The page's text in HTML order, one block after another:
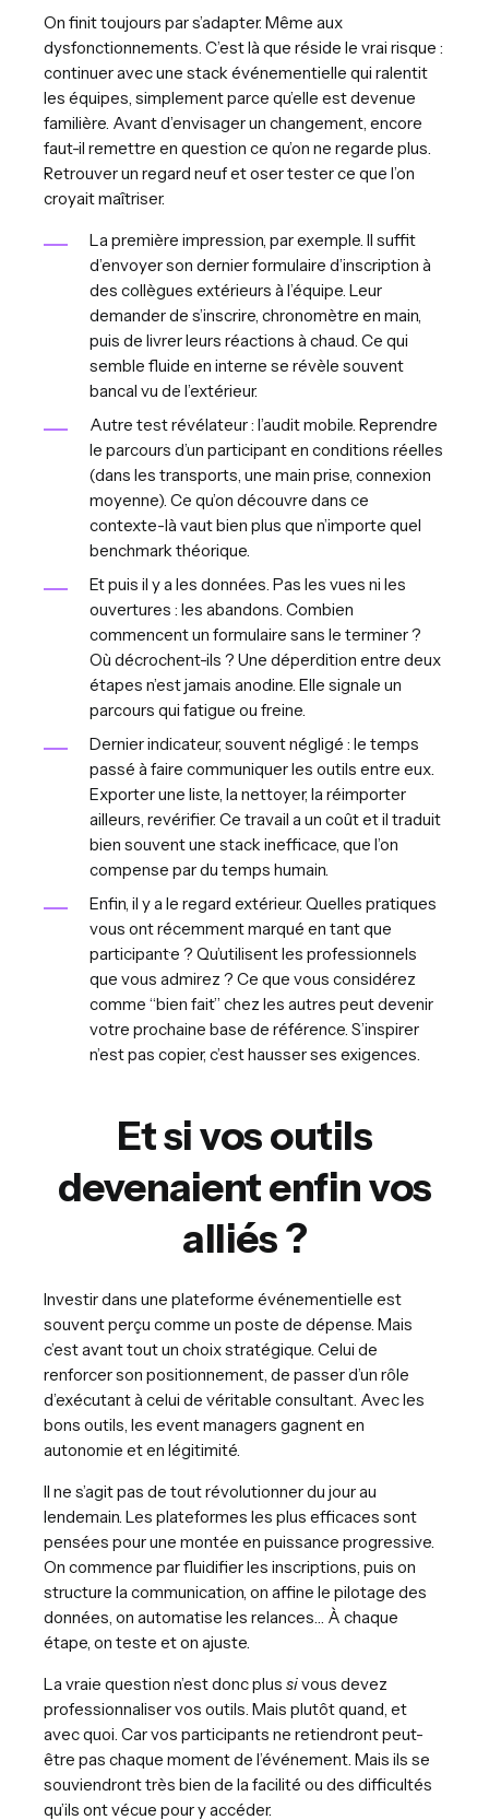
On finit toujours par s’adapter. Même aux
dysfonctionnements. C’est là que réside le vrai risque :
continuer avec une stack événementielle qui ralentit
les équipes, simplement parce qu’elle est devenue
familière. Avant d’envisager un changement, encore
faut-il remettre en question ce qu’on ne regarde plus.
Retrouver un regard neuf et oser tester ce que l’on
croyait maîtriser.
La première impression, par exemple. Il suffit
d’envoyer son dernier formulaire d’inscription à
des collègues extérieurs à l’équipe. Leur
demander de s’inscrire, chronomètre en main,
puis de livrer leurs réactions à chaud. Ce qui
semble fluide en interne se révèle souvent
bancal vu de l’extérieur.
Autre test révélateur : l’audit mobile. Reprendre
le parcours d’un participant en conditions réelles
(dans les transports, une main prise, connexion
moyenne). Ce qu’on découvre dans ce
contexte-là vaut bien plus que n’importe quel
benchmark théorique.
Et puis il y a les données. Pas les vues ni les
ouvertures : les abandons. Combien
commencent un formulaire sans le terminer ?
Où décrochent-ils ? Une déperdition entre deux
étapes n’est jamais anodine. Elle signale un
parcours qui fatigue ou freine.
Dernier indicateur, souvent négligé : le temps
passé à faire communiquer les outils entre eux.
Exporter une liste, la nettoyer, la réimporter
ailleurs, revérifier. Ce travail a un coût et il traduit
bien souvent une stack inefficace, que l’on
compense par du temps humain.
Enfin, il y a le regard extérieur. Quelles pratiques
vous ont récemment marqué en tant que
participant·e ? Qu’utilisent les professionnels
que vous admirez ? Ce que vous considérez
comme “bien fait” chez les autres peut devenir
votre prochaine base de référence. S’inspirer
n’est pas copier, c’est hausser ses exigences.
Et si vos outils
devenaient enfin vos
alliés ?
Investir dans une plateforme événementielle est
souvent perçu comme un poste de dépense. Mais
c’est avant tout un choix stratégique. Celui de
renforcer son positionnement, de passer d’un rôle
d’exécutant à celui de véritable consultant. Avec les
bons outils, les event managers gagnent en
autonomie et en légitimité.
Il ne s’agit pas de tout révolutionner du jour au
lendemain. Les plateformes les plus efficaces sont
pensées pour une montée en puissance progressive.
On commence par fluidifier les inscriptions, puis on
structure la communication, on affine le pilotage des
données, on automatise les relances… À chaque
étape, on teste et on ajuste.
La vraie question n’est donc plus sivous devez
professionnaliser vos outils. Mais plutôt quand, et
avec quoi. Car vos participants ne retiendront peut-
être pas chaque moment de l’événement. Mais ils se
souviendront très bien de la facilité ou des difficultés
qu’ils ont vécue pour y accéder.